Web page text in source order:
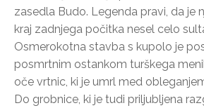
zasedla Budo. Legenda pravi, da je
kraj zadnjega počitka nesel celo
Osmerokotna stavba s kupolo je
posmrtnim ostankom turškega
oče vrtnic, ki je umrl med
Do grobnice, ki je tudi priljubljena